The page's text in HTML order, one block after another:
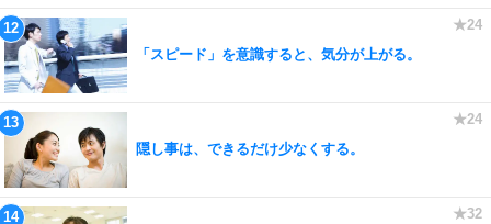
「スピード」を意識すると、気分が上がる。
隠し事は、できるだけ少なくする。